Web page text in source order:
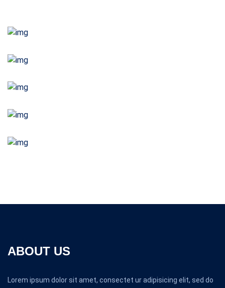
ABOUT US
Lorem ipsum dolor sit amet, consectet ur adipisicing elit, sed do